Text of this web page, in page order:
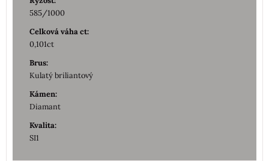
585/1000
Celková váha ct:
0,101ct
Brus:
Kulatý briliantový
Kámen:
Diamant
Kvalita:
SI1